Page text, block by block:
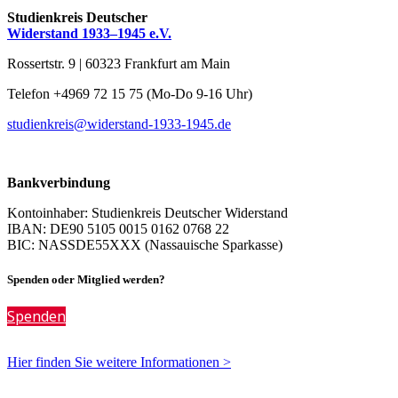
Studienkreis Deutscher
Widerstand 1933–1945 e.V.
Rossertstr. 9 | 60323 Frankfurt am Main
Telefon +4969 72 15 75 (Mo-Do 9-16 Uhr)
studienkreis@widerstand-1933-1945.de
Bankverbindung
Kontoinhaber: Studienkreis Deutscher Widerstand
IBAN: DE90 5105 0015 0162 0768 22
BIC: NASSDE55XXX (Nassauische Sparkasse)
Spenden oder Mitglied werden?
Spenden
Hier finden Sie weitere Informationen >